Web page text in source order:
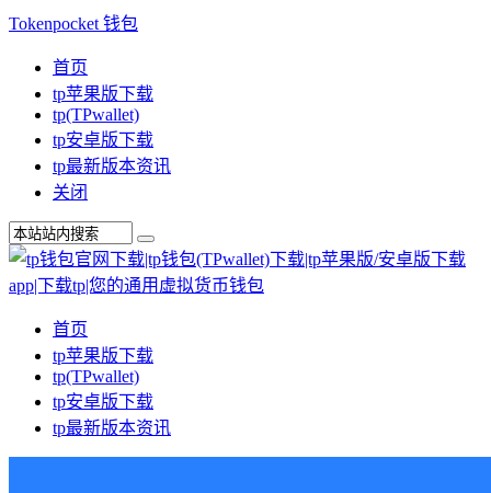
Tokenpocket 钱包
首页
tp苹果版下载
tp(TPwallet)
tp安卓版下载
tp最新版本资讯
关闭
首页
tp苹果版下载
tp(TPwallet)
tp安卓版下载
tp最新版本资讯